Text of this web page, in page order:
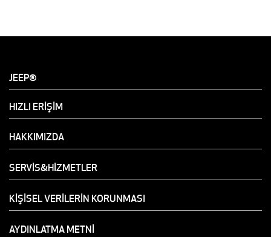
JEEP®
HIZLI ERİŞİM
HAKKIMIZDA
SERVİS&HİZMETLER
KİŞİSEL VERİLERİN KORUNMASI
AYDINLATMA METNİ